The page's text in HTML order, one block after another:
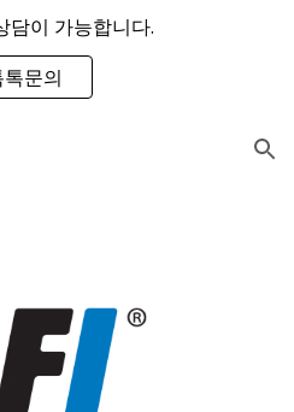
Skip to navigation
담이 가능합니다.
톡문의